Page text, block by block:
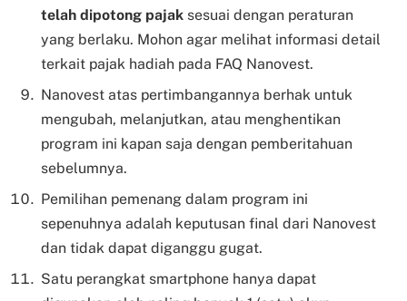
telah dipotong pajak sesuai dengan peraturan
yang berlaku. Mohon agar melihat informasi detail
terkait pajak hadiah pada FAQ Nanovest.
Nanovest atas pertimbangannya berhak untuk
mengubah, melanjutkan, atau menghentikan
program ini kapan saja dengan pemberitahuan
sebelumnya.
Pemilihan pemenang dalam program ini
sepenuhnya adalah keputusan final dari Nanovest
dan tidak dapat diganggu gugat.
Satu perangkat smartphone hanya dapat